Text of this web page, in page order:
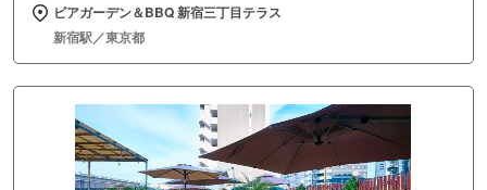
ビアガーデン＆BBQ 新宿三丁目テラス
新宿駅／東京都